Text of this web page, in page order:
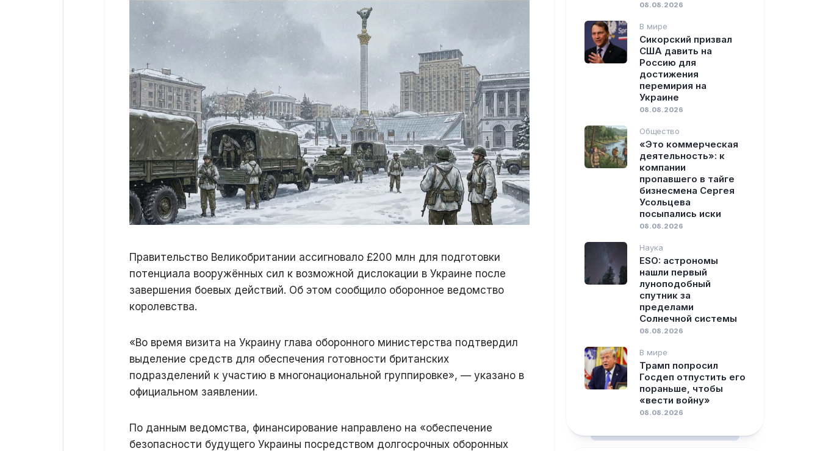
Правительство Великобритании ассигновало £200 млн для подготовки
потенциала вооружённых сил к возможной дислокации в Украине после
завершения боевых действий. Об этом сообщило оборонное ведомство
королевства.
«Во время визита на Украину глава оборонного министерства подтвердил
выделение средств для обеспечения готовности британских
подразделений к участию в многонациональной группировке», — указано в
официальном заявлении.
По данным ведомства, финансирование направлено на «обеспечение
безопасности будущего Украины посредством долгосрочных оборонных
08.08.2026
В мире
Сикорский призвал
США давить на
Россию для
достижения
перемирия на
Украине
08.08.2026
Общество
«Это коммерческая
деятельность»: к
компании
пропавшего в тайге
бизнесмена Сергея
Усольцева
посыпались иски
08.08.2026
Наука
ESO: астрономы
нашли первый
луноподобный
спутник за
пределами
Солнечной системы
08.08.2026
В мире
Трамп попросил
Госдеп отпустить его
пораньше, чтобы
«вести войну»
08.08.2026